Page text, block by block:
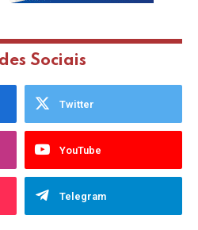
Sociais
Twitter
YouTube
Telegram